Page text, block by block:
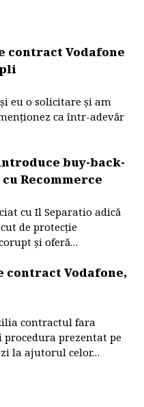
contract Vodafone
eu o solicitare și am
ca într-adevăr
buy-back-
Recommerce
cu Il Separatio adică
de protecție
și oferă…
contract Vodafone,
contractul fara
prezentat pe
la ajutorul celor…